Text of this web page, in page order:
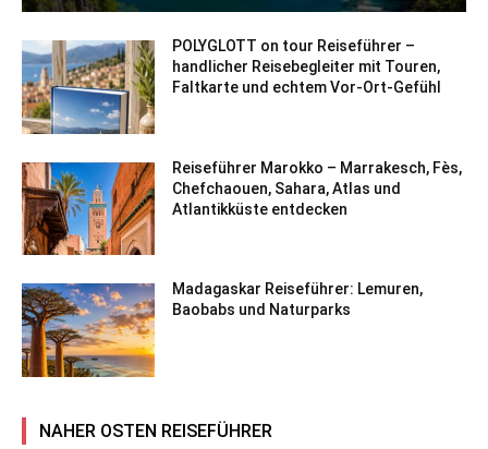
POLYGLOTT on tour Reiseführer –
handlicher Reisebegleiter mit Touren,
Faltkarte und echtem Vor-Ort-Gefühl
Reiseführer Marokko – Marrakesch, Fès,
Chefchaouen, Sahara, Atlas und
Atlantikküste entdecken
Madagaskar Reiseführer: Lemuren,
Baobabs und Naturparks
NAHER OSTEN REISEFÜHRER